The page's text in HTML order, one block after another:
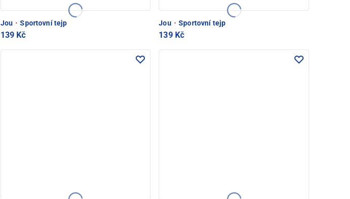
Jou · Sportovní tejp
139 Kč
Jou · Sportovní tejp
139 Kč